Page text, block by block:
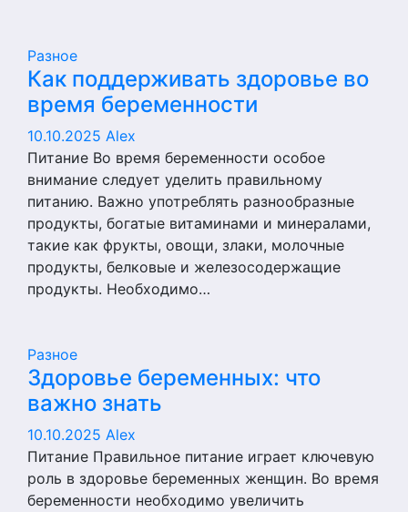
Разное
Как поддерживать здоровье во
время беременности
10.10.2025 Alex
Питание Во время беременности особое
внимание следует уделить правильному
питанию. Важно употреблять разнообразные
продукты, богатые витаминами и минералами,
такие как фрукты, овощи, злаки, молочные
продукты, белковые и железосодержащие
продукты. Необходимо…
Разное
Здоровье беременных: что
важно знать
10.10.2025 Alex
Питание Правильное питание играет ключевую
роль в здоровье беременных женщин. Во время
беременности необходимо увеличить